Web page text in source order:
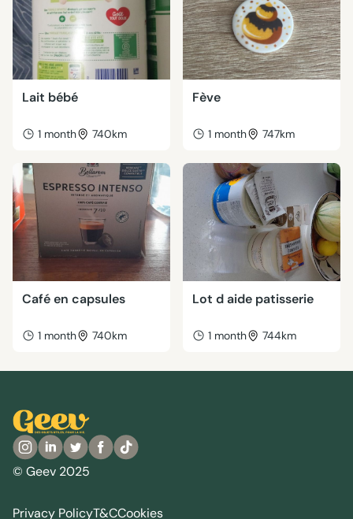
Lait bébé
1 month 740km
Fève
1 month 747km
Café en capsules
1 month 740km
Lot d aide patisserie
1 month 744km
© Geev 2025
Privacy PolicyT&CCookies